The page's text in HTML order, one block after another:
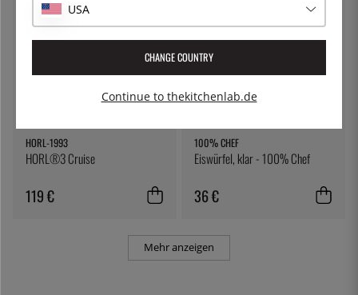
HORL-1993
HORL®3 Cruise
119 €
100% CHEF
Eiswürfel, klar - 100% Chef
36 €
Mehr anzeigen
USA
CHANGE COUNTRY
Continue to thekitchenlab.de